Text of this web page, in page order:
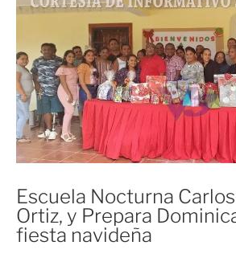
Escuela Nocturna
Ortiz, y Prepara
fiesta navideña